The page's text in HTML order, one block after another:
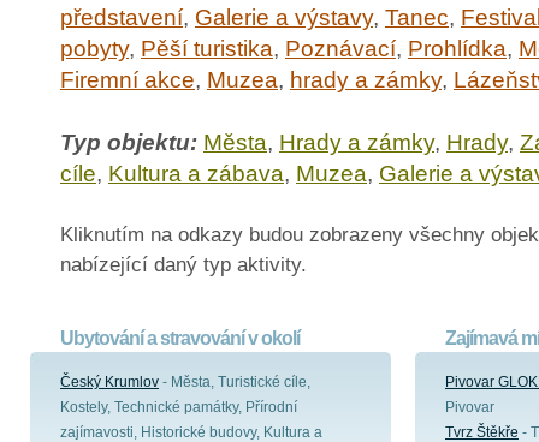
představení, Galerie a výstavy, Tanec,
pobyty, Pěší turistika, Poznávací, Prohlídka,
Firemní akce, Muzea, hrady a zámky,
Typ objektu: Města, Hrady a zámky, Hrady,
cíle, Kultura a zábava, Muzea, Galerie a
Kliknutím na odkazy budou zobrazeny všechny
nabízející daný typ aktivity.
Ubytování a stravování v okolí
Český Krumlov - Města, Turistické cíle,
Kostely, Technické památky, Přírodní
zajímavosti, Historické budovy, Kultura a
Zajímavá
Pivovar
Pivovar
Tvrz Štěkře -